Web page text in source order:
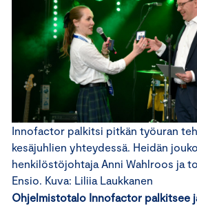
Innofactor palkitsi pitkän työuran
kesäjuhlien yhteydessä. Heidän
henkilöstöjohtaja Anni Wahlroos ja
Ensio. Kuva: Liliia Laukkanen
Ohjelmistotalo Innofactor palkitsee